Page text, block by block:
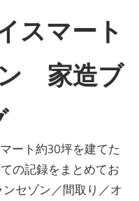
スマート
家造ブ
ート約30坪を建てた
の記録をまとめてお
セゾン／間取り／オ